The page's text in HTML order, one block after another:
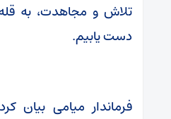
تلاش و مجاهدت، به
دست یابیم.
فرماندار میامی بیان